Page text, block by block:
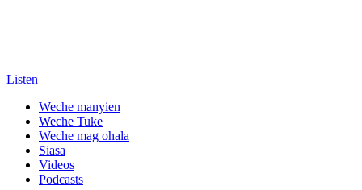
Listen
Weche manyien
Weche Tuke
Weche mag ohala
Siasa
Videos
Podcasts